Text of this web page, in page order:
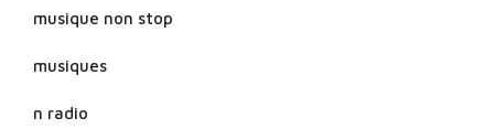
musique non stop
musiques
n radio